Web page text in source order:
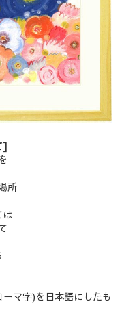
]
所
は
マ字)を日本語にしたも